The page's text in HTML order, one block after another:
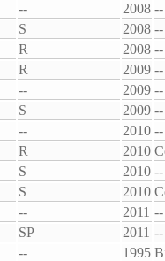
-- 2008 --
S 2008 --
R 2008 --
R 2009 --
-- 2009 --
S 2009 --
-- 2010 --
R 2010
S 2010 --
S 2010
-- 2011 --
SP 2011 --
-- 1995